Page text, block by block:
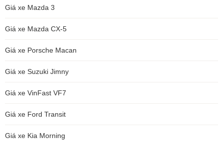
Giá xe Mazda 3
Giá xe Mazda CX-5
Giá xe Porsche Macan
Giá xe Suzuki Jimny
Giá xe VinFast VF7
Giá xe Ford Transit
Giá xe Kia Morning